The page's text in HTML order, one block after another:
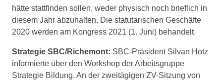
hätte stattfinden sollen, weder physisch noch brieflich in
diesem Jahr abzuhalten. Die statutarischen Geschäfte
2020 werden am Kongress 2021 (1. Juni) behandelt.
Strategie SBC/Richemont: SBC-Präsident Silvan Hotz
informierte über den Workshop der Arbeitsgruppe
Strategie Bildung. An der zweitägigen ZV-Sitzung von